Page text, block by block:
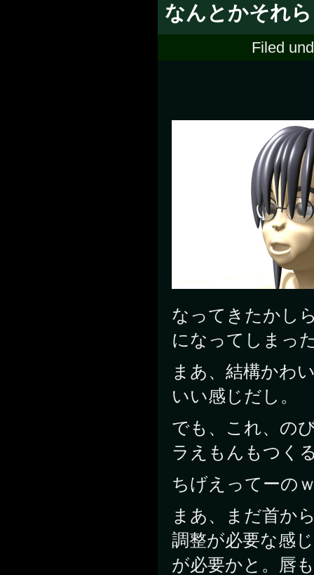
なんとかそれ
Filed
なってきたかし
になってしまっ
まあ、結構かわ
いい感じだし。
でも、これ、の
ラえもんもつく
ちげえってーの
まあ、まだ首か
調整が必要な感
が必要かと。唇